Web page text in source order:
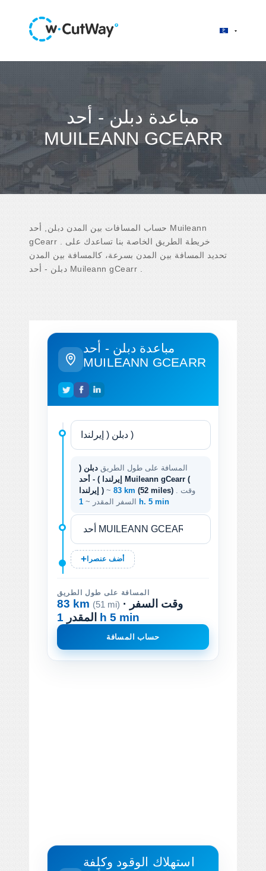
مباعدة دبلن - أحد
MUILEANN GCEARR
حساب المسافات بين المدن دبلن, أحد Muileann
gCearr . خريطة الطريق الخاصة بنا تساعدك على
تحديد المسافة بين المدن بسرعة، كالمسافة بين المدن
دبلن - أحد Muileann gCearr .
مباعدة دبلن - أحد
MUILEANN GCEARR
المسافة على طول الطريق دبلن (
إيرلندا ) - أحد Muileann gCearr (
إيرلندا ) ~ 83 km (52 miles)
السفر المقدر ~ 1 h. 5 min
أضف عنصرا
المسافة على طول الطريق
83 km (51 mi) · وقت السفر
المقدر 1 h 5 min
حساب المسافة
استهلاك الوقود وكلفة